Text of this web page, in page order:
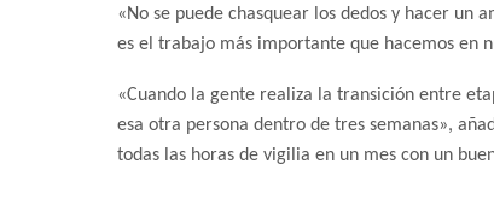
«No se puede chasquear los dedos y hacer
es el trabajo más importante que hacemos en
«Cuando la gente realiza la transición entre
esa otra persona dentro de tres semanas»,
todas las horas de vigilia en un mes con un